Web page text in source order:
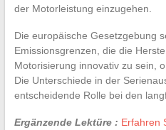
der Motorleistung einzugehen.
Die europäische Gesetzgebung
Emissionsgrenzen, die die
Motorisierung innovativ zu sein,
Die Unterschiede in der
entscheidende Rolle bei den
Ergänzende Lektüre : Erfahren